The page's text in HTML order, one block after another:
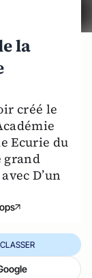
la
créé le
Ecurie du
grand
D’un
CLASSER